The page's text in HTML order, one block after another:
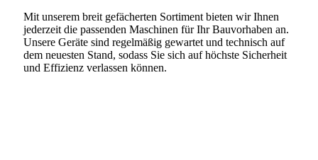
Mit unserem breit gefächerten Sortiment bieten wir Ihnen
jederzeit die passenden Maschinen für Ihr Bauvorhaben an.
Unsere Geräte sind regelmäßig gewartet und technisch auf
dem neuesten Stand, sodass Sie sich auf höchste Sicherheit
und Effizienz verlassen können.